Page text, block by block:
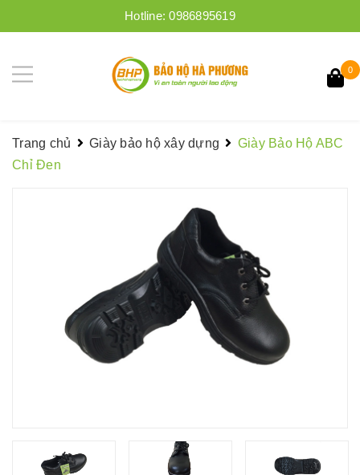
Hotline:0986895619
0
Trang chủ Giày bảo hộ xây dựng
Giày Bảo Hộ ABC
Chỉ Đen